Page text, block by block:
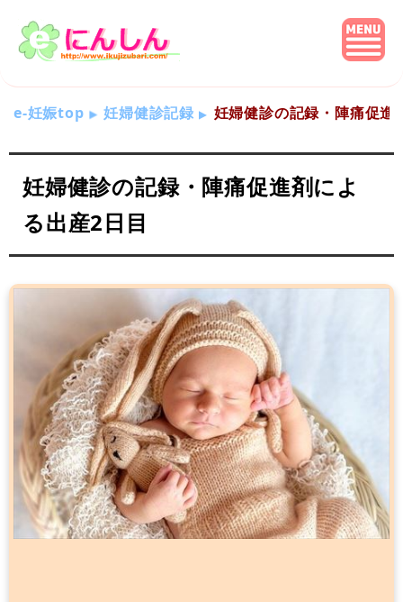
e-妊娠top 妊婦健診記録 妊婦健診の記録・陣痛促進
妊婦健診の記録・陣痛促進剤によ
る出産2日目